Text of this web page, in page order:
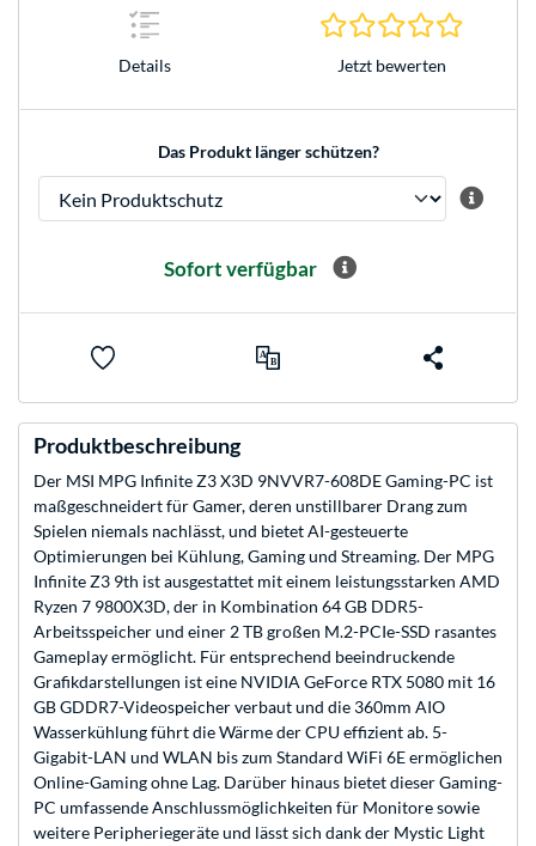
Details Jetzt bewerten
Das Produkt länger schützen?
Sofort verfügbar
Produktbeschreibung
Der MSI MPG Infinite Z3 X3D 9NVVR7-608DE Gaming-PC ist
maßgeschneidert für Gamer, deren unstillbarer Drang zum
Spielen niemals nachlässt, und bietet AI-gesteuerte
Optimierungen bei Kühlung, Gaming und Streaming. Der MPG
Infinite Z3 9th ist ausgestattet mit einem leistungsstarken AMD
Ryzen 7 9800X3D, der in Kombination 64 GB DDR5-
Arbeitsspeicher und einer 2 TB großen M.2-PCIe-SSD rasantes
Gameplay ermöglicht. Für entsprechend beeindruckende
Grafikdarstellungen ist eine NVIDIA GeForce RTX 5080 mit 16
GB GDDR7-Videospeicher verbaut und die 360mm AIO
Wasserkühlung führt die Wärme der CPU effizient ab. 5-
Gigabit-LAN und WLAN bis zum Standard WiFi 6E ermöglichen
Online-Gaming ohne Lag. Darüber hinaus bietet dieser Gaming-
PC umfassende Anschlussmöglichkeiten für Monitore sowie
weitere Peripheriegeräte und lässt sich dank der Mystic Light